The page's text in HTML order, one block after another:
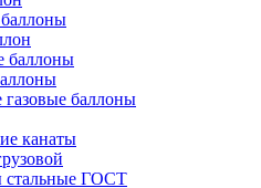
баллоны
баллоны
канаты
стальные ГОСТ